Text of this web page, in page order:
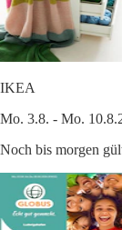
IKEA
Mo. 3.8. - Mo.
Noch bis morgen